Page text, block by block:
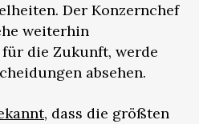
Der Konzernchef
weiterhin
die Zukunft, werde
absehen.
, dass die größten